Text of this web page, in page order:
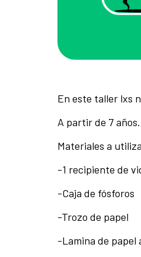
En este taller lxs
A partir de 7 años.
Materiales a
-1 recipiente de
-Caja de fósforos
-Trozo de papel
-Lamina de papel